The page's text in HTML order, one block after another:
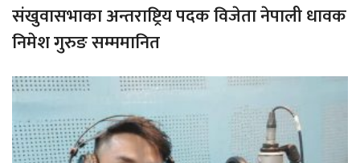
संखुवासभाका अन्तराष्ट्रिय पदक विजेता नेपाली धावक
निमेश गुरुङ सम्ममानित